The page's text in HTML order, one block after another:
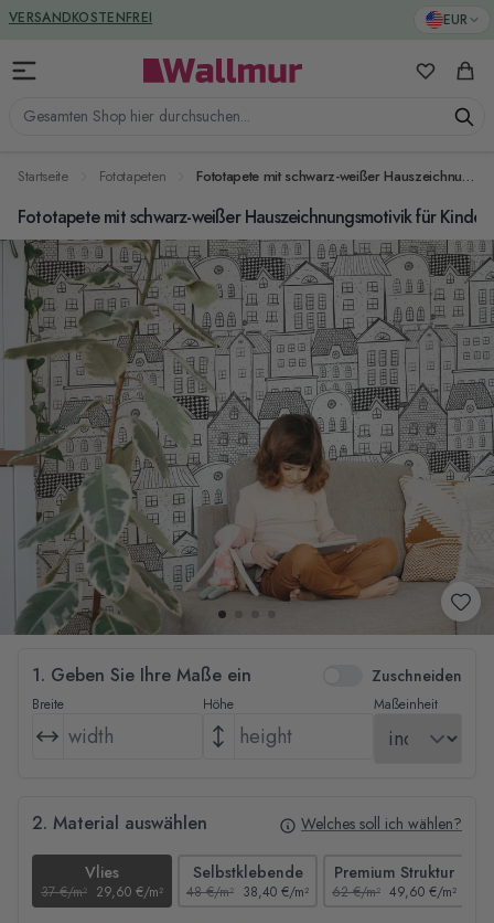
Zum Inhalt springen EUR
Gesamten Shop hier durchsuchen...
Meine
VERSANDKOSTENFREI
GREENGUARD ZERTIFIZIERT
Startseite Fototapeten Fototapete mit schwarz-weißer Hauszeichnungsmotivik für Kinderzimmer
Fototapete mit schwarz-weißer Hauszeichnungsmotivik für
1. Geben Sie Ihre Maße ein Zuschneiden
Breite Höhe Maßeinheit
2. Material auswählen Welches soll ich wählen?
Vlies
37 €/m² 29,60 €/m²
Selbstklebende
48 €/m² 38,40 €/m²
Premium Struktur
62 €/m² 49,60 €/m²